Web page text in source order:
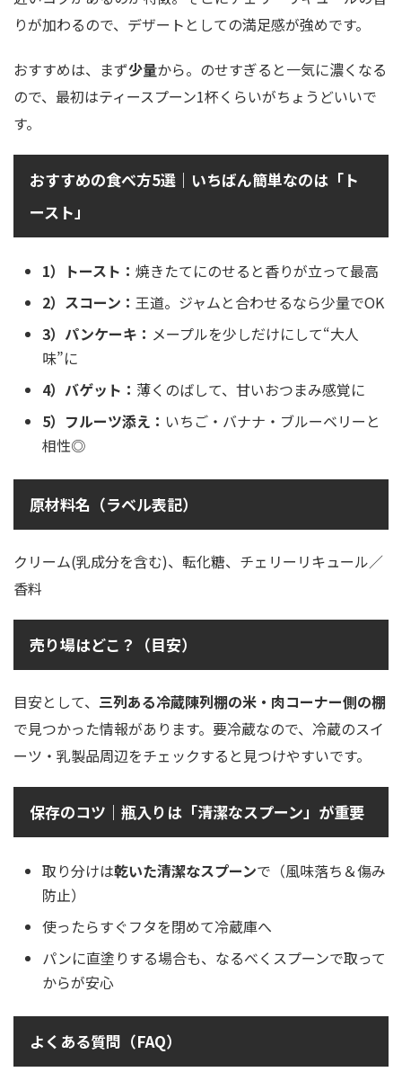
りが加わるので、デザートとしての満足感が強めです。
おすすめは、まず少量から。のせすぎると一気に濃くなる
ので、最初はティースプーン1杯くらいがちょうどいいで
す。
おすすめの食べ方5選｜いちばん簡単なのは「ト
ースト」
1）トースト： 焼きたてにのせると香りが立って最高
2）スコーン： 王道。ジャムと合わせるなら少量でOK
3）パンケーキ： メープルを少しだけにして“大人
味”に
4）バゲット： 薄くのばして、甘いおつまみ感覚に
5）フルーツ添え： いちご・バナナ・ブルーベリーと
相性◎
原材料名（ラベル表記）
クリーム(乳成分を含む)、転化糖、チェリーリキュール／
香料
売り場はどこ？（目安）
目安として、 三列ある冷蔵陳列棚の米・肉コーナー側の棚
で見つかった情報があります。要冷蔵なので、冷蔵のスイ
ーツ・乳製品周辺をチェックすると見つけやすいです。
保存のコツ｜瓶入りは「清潔なスプーン」が重要
取り分けは乾いた清潔なスプーンで（風味落ち＆傷み
防止）
使ったらすぐフタを閉めて冷蔵庫へ
パンに直塗りする場合も、なるべくスプーンで取って
からが安心
よくある質問（FAQ）